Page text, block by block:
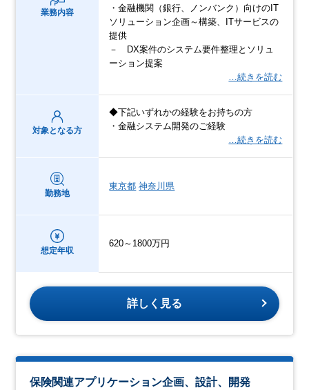
業務内容
・金融機関（銀行、ノンバンク）向けのIT
ソリューション企画～構築、ITサービスの
提供
－ DX案件のシステム要件整理とソリュ
ーション提案
…続きを読む
対象となる方
◆下記いずれかの経験をお持ちの方
・金融システム開発のご経験
…続きを読む
勤務地
東京都 神奈川県
想定年収
620～1800万円
詳しく見る
保険関連アプリケーション企画、設計、開発